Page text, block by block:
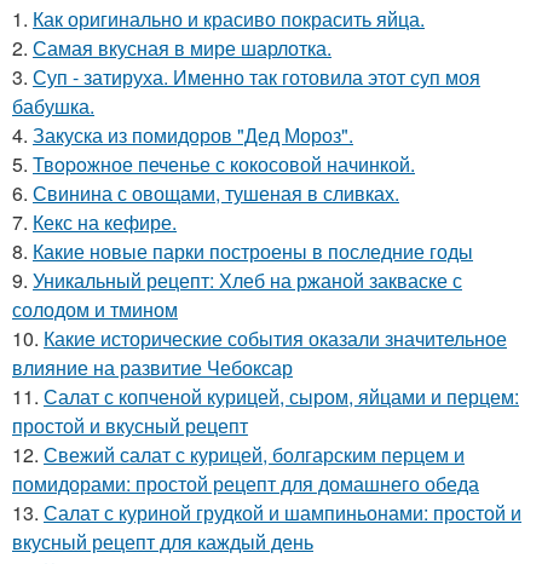
1. Как оригинально и красиво покрасить яйца.
2. Самая вкусная в мире шарлотка.
3. Суп - затируха. Именно так готовила этот суп моя
бабушка.
4. Закуска из помидоров "Дед Мороз".
5. Твopoжное печенье с кокосовой начинкой.
6. Свинина с овощами, тушеная в сливках.
7. Кекс на кефире.
8. Какие новые парки построены в последние годы
9. Уникальный рецепт: Хлеб на ржаной закваске с
солодом и тмином
10. Какие исторические события оказали значительное
влияние на развитие Чебоксар
11. Салат с копченой курицей, сыром, яйцами и перцем:
простой и вкусный рецепт
12. Свежий салат с курицей, болгарским перцем и
помидорами: простой рецепт для домашнего обеда
13. Салат с куриной грудкой и шампиньонами: простой и
вкусный рецепт для каждый день